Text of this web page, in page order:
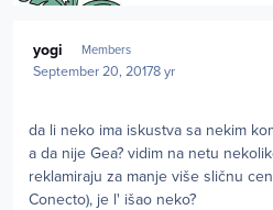
yogi Members
September 20, 20178 yr
da li neko ima iskustva sa nekim
a da nije Gea? vidim na netu
reklamiraju za manje više sličnu
Conecto), je l' išao neko?